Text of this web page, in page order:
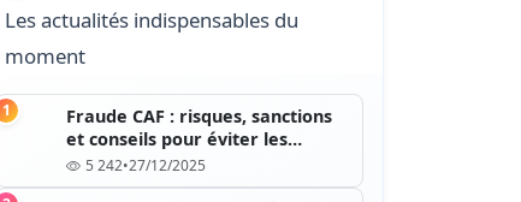
Les actualités indispensables du
moment
1
Fraude CAF : risques, sanctions
et conseils pour éviter les
erreurs
5 242•27/12/2025